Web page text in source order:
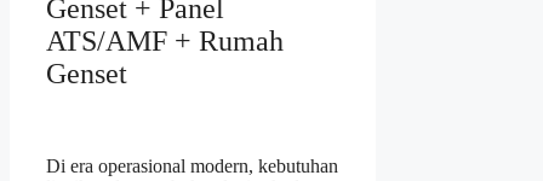
Genset + Panel
ATS/AMF + Rumah
Genset
Di era operasional modern, kebutuhan